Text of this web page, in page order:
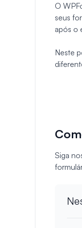
O
seus
após o
Neste
Siga